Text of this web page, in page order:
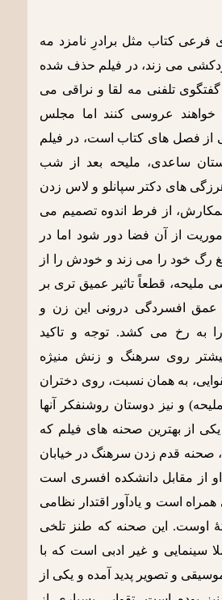
کتاب مثل برادرِ نامزد مه
می زند، در فیلم حذف شده
گفتگوی تلفنی مه لقا و نراقی می
خواهند عروسی کنند اما مجلس
از فصل های کتاب است، در فیلم
ساعدی، ملیحه بعد از شب
های دکتر سپانلو و لاس زدن
از فرط اندوه تصمیم می
از آن فضا دور شود اما در
تیغ رگ خود را می زند و خودش را از
ملیحه، قطعاً تاثیر عمیق تری بر
عمق افسردگی درونی این زن و
به رخ می کشد. توجه و تاکید
روی سرهنگ و زنش منیژه
به همان نسبت، روی دختران
و نیز دوستان روشنفکر آنها
از بهترین صحنه های فیلم که
صحنه قدم زدن سرهنگ در خیابان
از مقابل دانشکده افسری است
است و یادآور اقتدار نظامی
اوست. این صحنه که طنز تلخی
سینمایی و غیر ادبی است که با
و تصویر پدید آمده و یکی از